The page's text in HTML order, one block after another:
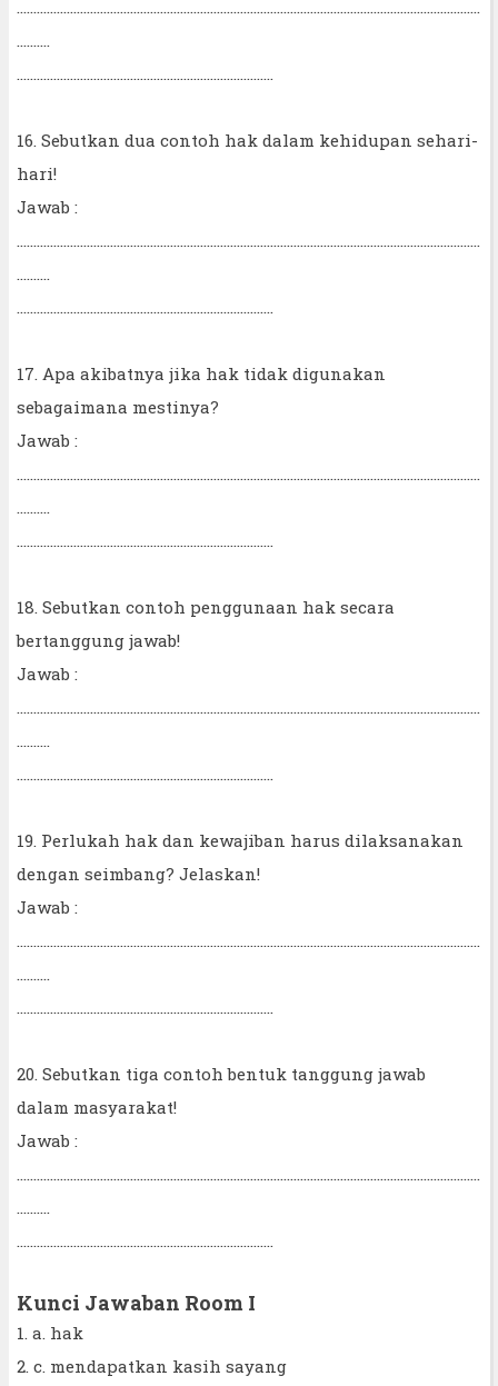
16. Sebutkan dua contoh hak dalam kehidupan sehari-
hari!
Jawab :
17. Apa akibatnya jika hak tidak digunakan
sebagaimana mestinya?
Jawab :
18. Sebutkan contoh penggunaan hak secara
bertanggung jawab!
Jawab :
19. Perlukah hak dan kewajiban harus dilaksanakan
dengan seimbang? Jelaskan!
Jawab :
20. Sebutkan tiga contoh bentuk tanggung jawab
dalam masyarakat!
Jawab :
Kunci Jawaban Room I
1. a. hak
2. c. mendapatkan kasih sayang